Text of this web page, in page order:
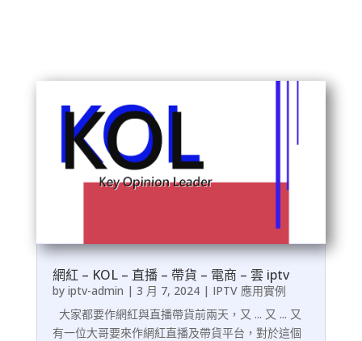
網紅 – KOL – 直播 – 帶貨 – 電商 – 雲 iptv
by iptv-admin | 3 月 7, 2024| IPTV 應用實例
大家都要作網紅與直播帶貨前兩天，又 ... 又 ... 又
有一位大哥要來作網紅直播及帶貨平台，對於這個